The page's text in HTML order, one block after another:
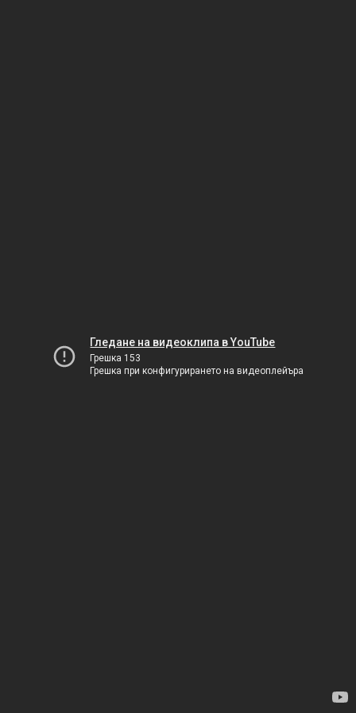
Гледане на видеоклипа в YouTube
Грешка 153
Грешка при конфигурирането на видеоплейъра